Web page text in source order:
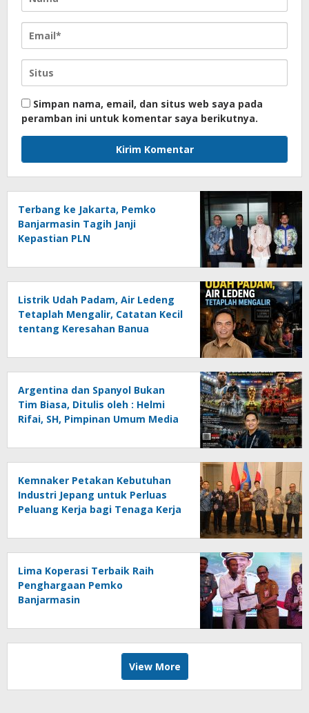
Simpan nama, email, dan situs web saya pada
peramban ini untuk komentar saya berikutnya.
Terbang ke Jakarta, Pemko
Banjarmasin Tagih Janji
Kepastian PLN
Listrik Udah Padam, Air Ledeng
Tetaplah Mengalir, Catatan Kecil
tentang Keresahan Banua
Ancaman Lingkungan, Oleh :
Helmi Rifai, SH
Argentina dan Spanyol Bukan
Tim Biasa, Ditulis oleh : Helmi
Rifai, SH, Pimpinan Umum Media
Kemnaker Petakan Kebutuhan
Industri Jepang untuk Perluas
Peluang Kerja bagi Tenaga Kerja
Lima Koperasi Terbaik Raih
Penghargaan Pemko
Banjarmasin
View More